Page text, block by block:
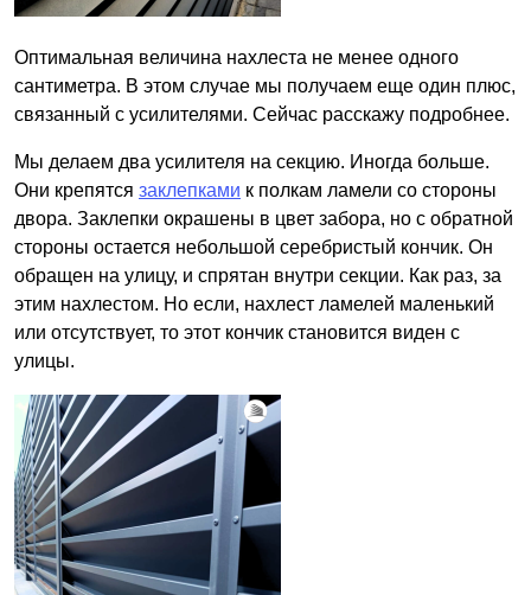
Оптимальная величина нахлеста не менее одного
сантиметра. В этом случае мы получаем еще один плюс,
связанный с усилителями. Сейчас расскажу подробнее.
Мы делаем два усилителя на секцию. Иногда больше.
Они крепятся заклепками к полкам ламели со стороны
двора. Заклепки окрашены в цвет забора, но с обратной
стороны остается небольшой серебристый кончик. Он
обращен на улицу, и спрятан внутри секции. Как раз, за
этим нахлестом. Но если, нахлест ламелей маленький
или отсутствует, то этот кончик становится виден с
улицы.